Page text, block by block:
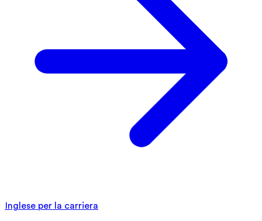
Inglese per la carriera